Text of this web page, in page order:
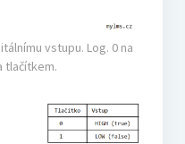
vstupu. Log. 0 na
tlačítkem.